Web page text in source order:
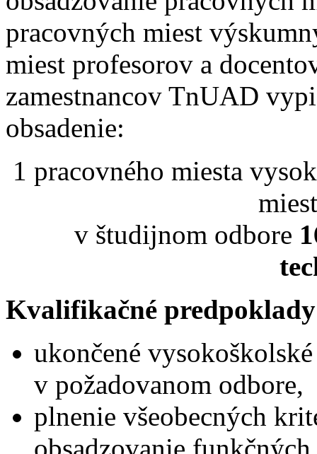
pracovných miest
miest profesorov a
zamestnancov TnUAD
obsadenie:
1 pracovného miesta
v študijnom odbore
Kvalifikačné
ukončené
v požadovanom odbore,
plnenie všeobecných
obsadzovanie